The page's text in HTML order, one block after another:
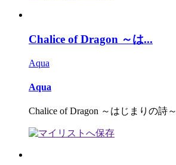
Chalice of Dragon ～は...
Aqua
Aqua
Chalice of Dragon ～はじまりの詩～